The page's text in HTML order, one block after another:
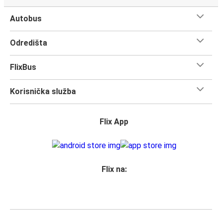
Počni planirati svoje putovanje u grad Varšava sada. Prvi
put ga posjećuješ? Evo sve što trebaš znati.
neće nedostajati izbora kako doći ovdje. 19 je broj
povezuje 385 gradova.
ovom poznatom gradu. Sada je vrijeme da
Što očekivati u dok putuješ FlixBusom na relaciji
Hamburg - Varšava
udobno - a kupnja karte ne može biti jednostavnija. Možeš
Autobus
Odredišta
FlixBus
Korisnička služba
Flix App
Flix na: